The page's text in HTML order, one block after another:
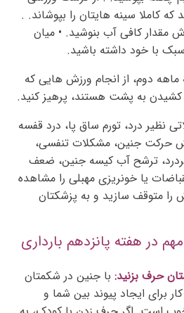
که کاملا سینه هایتان را بپوشاند. .
مقدار کافی آب بنوشید. • میان
با خود داشته باشید.
ماهه دوم، از انجام ورزش هایی که
کشیدن به پشت هستند، پرهیز کنید.
نظیر درد، تورم ساق پا، درد قفسه
حرکت جنین، مشکلات تنفسی،
ترشح آب کیسه جنین، ضعف
یا خونریزی مهبلی را مشاهده
را متوقف سازید و به پزشکتان
در هفته پانزدهم بارداری
حرف بزنید: با جنین در شکمتان
برای ایجاد پیوند بین شما و